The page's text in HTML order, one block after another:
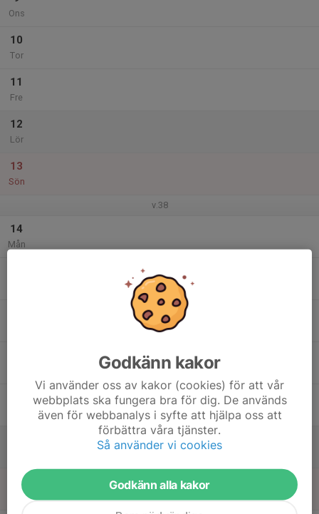
Ons
10
Tor
11
Fre
12
Lör
13
Sön
v.38
14
Mån
20
Sön
Godkänn kakor
Vi använder oss av kakor (cookies) för att vår
webbplats ska fungera bra för dig. De används
även för webbanalys i syfte att hjälpa oss att
förbättra våra tjänster.
Så använder vi cookies
Godkänn alla kakor